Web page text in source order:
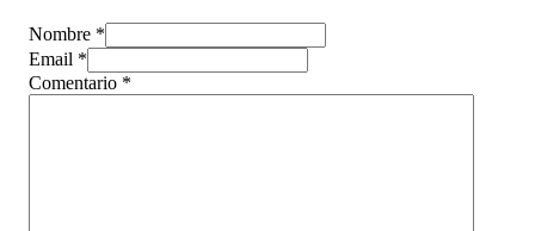
Nombre *
Email *
Comentario *